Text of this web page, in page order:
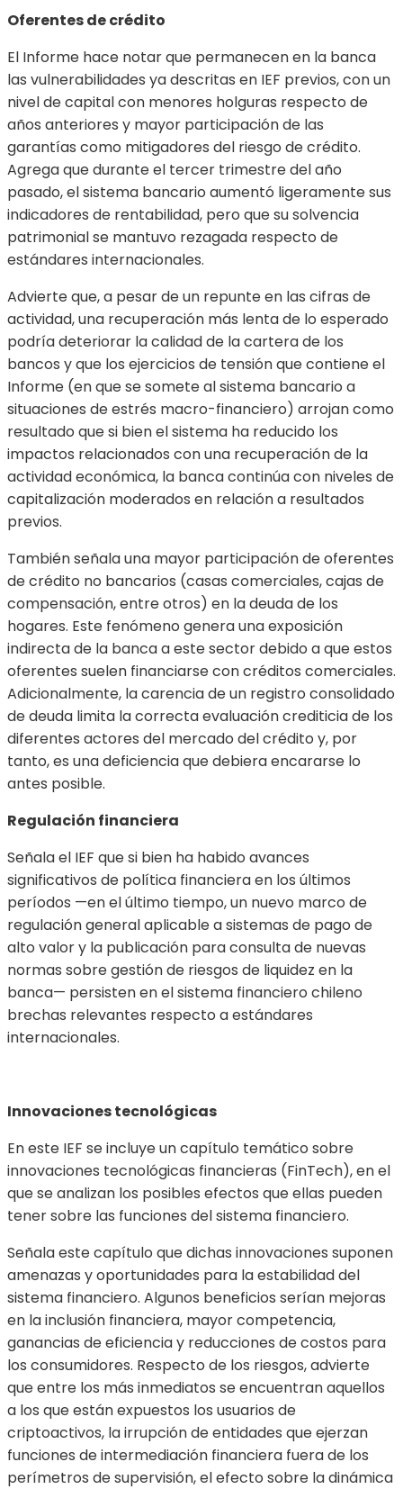
Oferentes de crédito
El Informe hace notar que permanecen en la banca
las vulnerabilidades ya descritas en IEF previos, con un
nivel de capital con menores holguras respecto de
años anteriores y mayor participación de las
garantías como mitigadores del riesgo de crédito.
Agrega que durante el tercer trimestre del año
pasado, el sistema bancario aumentó ligeramente sus
indicadores de rentabilidad, pero que su solvencia
patrimonial se mantuvo rezagada respecto de
estándares internacionales.
Advierte que, a pesar de un repunte en las cifras de
actividad, una recuperación más lenta de lo esperado
podría deteriorar la calidad de la cartera de los
bancos y que los ejercicios de tensión que contiene el
Informe (en que se somete al sistema bancario a
situaciones de estrés macro-financiero) arrojan como
resultado que si bien el sistema ha reducido los
impactos relacionados con una recuperación de la
actividad económica, la banca continúa con niveles de
capitalización moderados en relación a resultados
previos.
También señala una mayor participación de oferentes
de crédito no bancarios (casas comerciales, cajas de
compensación, entre otros) en la deuda de los
hogares. Este fenómeno genera una exposición
indirecta de la banca a este sector debido a que estos
oferentes suelen financiarse con créditos comerciales.
Adicionalmente, la carencia de un registro consolidado
de deuda limita la correcta evaluación crediticia de los
diferentes actores del mercado del crédito y, por
tanto, es una deficiencia que debiera encararse lo
antes posible.
Regulación financiera
Señala el IEF que si bien ha habido avances
significativos de política financiera en los últimos
períodos —en el último tiempo, un nuevo marco de
regulación general aplicable a sistemas de pago de
alto valor y la publicación para consulta de nuevas
normas sobre gestión de riesgos de liquidez en la
banca— persisten en el sistema financiero chileno
brechas relevantes respecto a estándares
internacionales.
Innovaciones tecnológicas
En este IEF se incluye un capítulo temático sobre
innovaciones tecnológicas financieras (FinTech), en el
que se analizan los posibles efectos que ellas pueden
tener sobre las funciones del sistema financiero.
Señala este capítulo que dichas innovaciones suponen
amenazas y oportunidades para la estabilidad del
sistema financiero. Algunos beneficios serían mejoras
en la inclusión financiera, mayor competencia,
ganancias de eficiencia y reducciones de costos para
los consumidores. Respecto de los riesgos, advierte
que entre los más inmediatos se encuentran aquellos
a los que están expuestos los usuarios de
criptoactivos, la irrupción de entidades que ejerzan
funciones de intermediación financiera fuera de los
perímetros de supervisión, el efecto sobre la dinámica